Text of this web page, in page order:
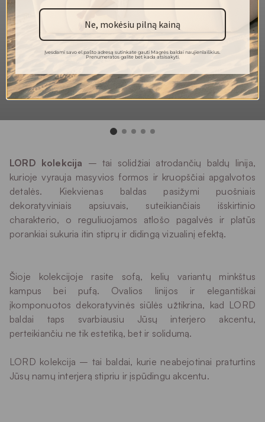
ciklai
35 000
Atsparumas
4-5
Pilingas 4-5
LORD kolekcija – tai solidžiai atrodančių baldų linija,
kurioje vyrauja masyvios formos ir kruopščiai apgalvotos
detalės. Kiekvienas baldas pasižymi puošniais
dekoratyviniais apsiuvais, suteikiančiais išskirtinio
charakterio, o reguliuojamos atlošo pagalvės ir platūs
porankiai sukuria itin stiprų ir didingą vizualinį efektą.
Šioje kolekcijoje rasite sofą, kelių variantų minkštus
kampus bei pufą. Ovalios linijos ir elegantiškai
įkomponuotos dekoratyvinės siūlės užtikrina, kad LORD
baldai taps svarbiausiu Jūsų interjero akcentu,
perteikiančiu ne tik estetiką, bet ir solidumą.
LORD kolekcija – tai baldai, kurie neabejotinai praturtins
Jūsų namų interjerą stipriu ir įspūdingu akcentu.
Ne, mokėsiu pilną kainą
Įvesdami savo el.pašto adresą sutinkate gauti Magrės baldai naujienlaiškius.
Prenumeratos galite bet kada atsisakyti.